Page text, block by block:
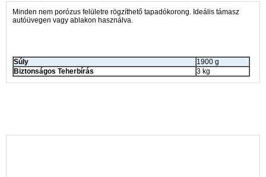
Minden nem porózus felületre rögzíthető tapadókorong. Ideális támasz
autóüvegen vagy ablakon használva.
Súly
1900 g
Biztonságos Teherbírás
3 kg